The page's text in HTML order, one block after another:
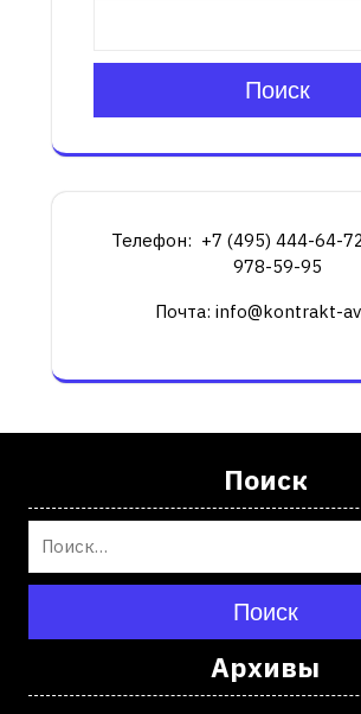
Поиск
Телефон: +7 (495) 444-64-
978-59-95
Почта: info@kontrakt-
Поиск
Поиск
Архивы